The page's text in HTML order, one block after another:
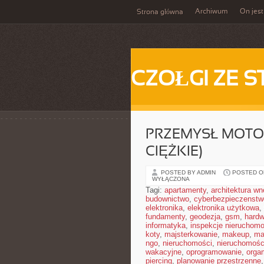
Strona główna Archiwum On
CZOŁGI ZE
PRZEMYSŁ
CIĘŻKIE)
POSTED BY ADMIN POSTED
WYŁĄCZONA
Tagi: apartamenty, architektura
budownictwo,
elektronika, elektronika użytkowa,
fundamenty, geodezja, gsm,
informatyka, inspekcje
koty, majsterkowanie, makeup,
ngo, nieruchomości,
wakacyjne, oprogramowanie,
piercing, planowanie przestrzenne,